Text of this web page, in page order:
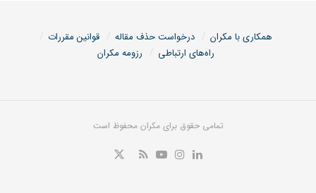
همکاری با مکران درخواست حذف مقاله
قوانین مقررات
راه‌های ارتباطی
رزومه مکران
تمامی حقوق برای مکران محفوظ است